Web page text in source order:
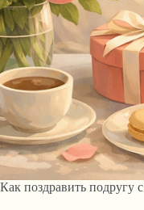
Как поздравить подругу